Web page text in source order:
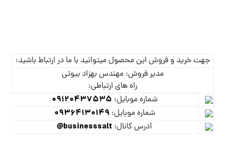
جهت خرید و فروش این محصول میتوانید با ما در ارتباط باشید:
مدیر فروش: مهندس بهزاد بیوتی
راه های ارتباطی:
شماره موبایل: 09120437535
شماره موبایل: 09364130149
آدرس کانال: businesssalt@